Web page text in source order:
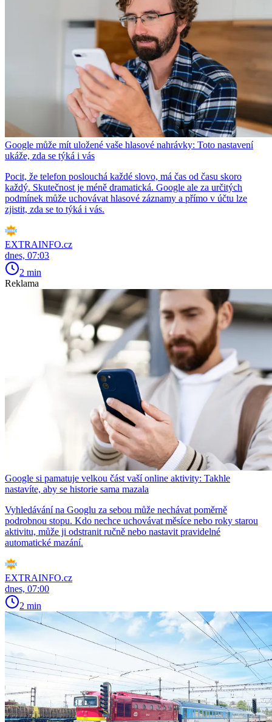
Google může mít uložené vaše hlasové nahrávky: Toto nastavení
ukáže, zda se týká i vás
Pocit, že telefon poslouchá každé slovo, má čas od času skoro
každý. Skutečnost je méně dramatická. Google ale za určitých
podmínek může uchovávat hlasové záznamy a přímo v účtu lze
zjistit, zda se to týká i vás.
EXTRAINFO.cz
dnes, 07:03
2 min
Reklama
Google si pamatuje velkou část vaší online aktivity: Takhle
nastavíte, aby se historie sama mazala
Vyhledávání na Googlu za sebou může nechávat poměrně
podrobnou stopu. Kdo nechce uchovávat měsíce nebo roky starou
aktivitu, může ji odstranit ručně nebo nastavit pravidelné
automatické mazání.
EXTRAINFO.cz
dnes, 07:00
2 min